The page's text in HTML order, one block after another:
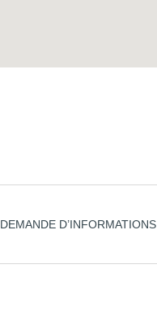
DEMANDE D’INFORMATIONS